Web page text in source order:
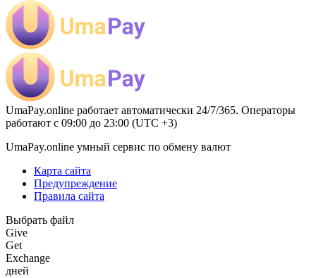
UmaPay.online работает автоматически 24/7/365. Операторы
работают с 09:00 до 23:00 (UTC +3)
UmaPay.online умный сервис по обмену валют
Карта сайта
Предупреждение
Правила сайта
Выбрать файл
Give
Get
Exchange
дней